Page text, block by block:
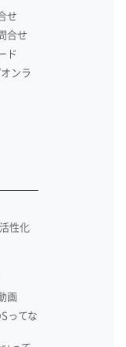
せ
合せ
ド
オンラ
性化
画
ってな